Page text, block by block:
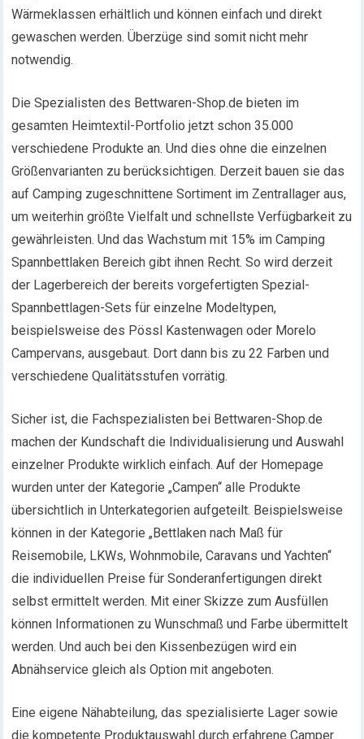
Wärmeklassen erhältlich und können einfach und direkt
gewaschen werden. Überzüge sind somit nicht mehr
notwendig.
Die Spezialisten des Bettwaren-Shop.de bieten im
gesamten Heimtextil-Portfolio jetzt schon 35.000
verschiedene Produkte an. Und dies ohne die einzelnen
Größenvarianten zu berücksichtigen. Derzeit bauen sie das
auf Camping zugeschnittene Sortiment im Zentrallager aus,
um weiterhin größte Vielfalt und schnellste Verfügbarkeit zu
gewährleisten. Und das Wachstum mit 15% im Camping
Spannbettlaken Bereich gibt ihnen Recht. So wird derzeit
der Lagerbereich der bereits vorgefertigten Spezial-
Spannbettlagen-Sets für einzelne Modeltypen,
beispielsweise des Pössl Kastenwagen oder Morelo
Campervans, ausgebaut. Dort dann bis zu 22 Farben und
verschiedene Qualitätsstufen vorrätig.
Sicher ist, die Fachspezialisten bei Bettwaren-Shop.de
machen der Kundschaft die Individualisierung und Auswahl
einzelner Produkte wirklich einfach. Auf der Homepage
wurden unter der Kategorie „Campen“ alle Produkte
übersichtlich in Unterkategorien aufgeteilt. Beispielsweise
können in der Kategorie „Bettlaken nach Maß für
Reisemobile, LKWs, Wohnmobile, Caravans und Yachten“
die individuellen Preise für Sonderanfertigungen direkt
selbst ermittelt werden. Mit einer Skizze zum Ausfüllen
können Informationen zu Wunschmaß und Farbe übermittelt
werden. Und auch bei den Kissenbezügen wird ein
Abnähservice gleich als Option mit angeboten.
Eine eigene Nähabteilung, das spezialisierte Lager sowie
die kompetente Produktauswahl durch erfahrene Camper